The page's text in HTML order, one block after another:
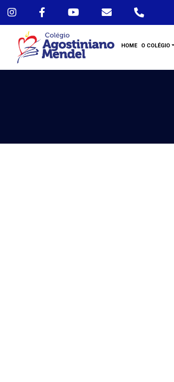
HOME O COLÉGIO